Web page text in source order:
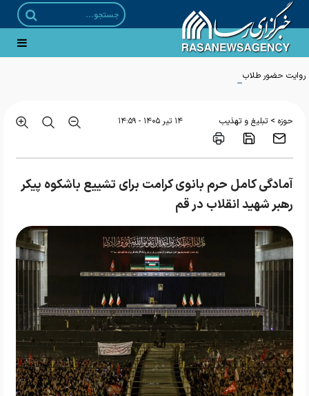
روایت حضور طلاب در بزرگ‌ترین اجتماع حسینی
حوزه > تبلیغ و تهذیب ۱۴ تير ۱۴۰۵ - ۱۴:۵۹
آمادگی کامل حرم بانوی کرامت برای تشییع باشکوه پیکر
رهبر شهید انقلاب در قم